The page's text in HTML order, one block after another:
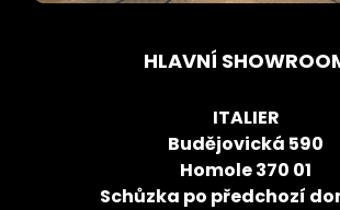
HLAVNÍ
ITALIER
Budějovická 590
Homole 370 01
Schůzka po předchozí